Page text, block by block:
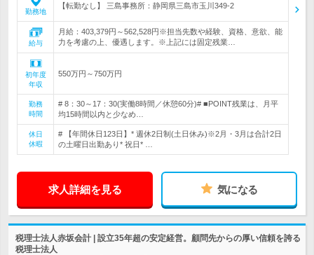
勤務地
【転勤なし】 三島事務所：静岡県三島市玉川349-2
給与
月給：403,379円～562,528円※担当先数や経験、資格、意欲、能
力を考慮の上、優遇します。※上記には固定残業…
初年度
年収
550万円～750万円
勤務
時間
# 8：30～17：30(実働8時間／休憩60分)# ■POINT残業は、月平
均15時間以内と少なめ…
休日
休暇
# 【年間休日123日】* 週休2日制(土日休み)※2月・3月は合計2日
の土曜日出勤あり* 祝日* …
求人詳細を見る 気になる
税理士法人赤坂会計 | 設立35年超の安定経営。顧問先からの厚い信頼を誇る
税理士法人